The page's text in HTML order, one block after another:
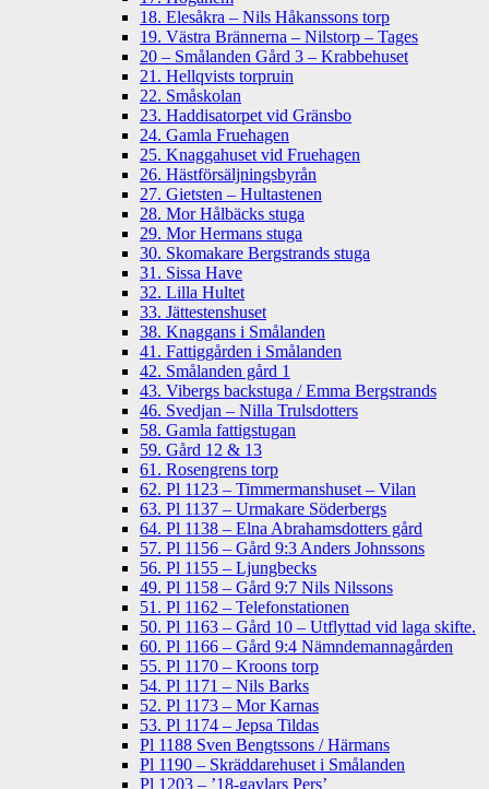
18. Elesåkra – Nils Håkanssons torp
19. Västra Brännerna – Nilstorp – Tages
20 – Smålanden Gård 3 – Krabbehuset
21. Hellqvists torpruin
22. Småskolan
23. Haddisatorpet vid Gränsbo
24. Gamla Fruehagen
25. Knaggahuset vid Fruehagen
26. Hästförsäljningsbyrån
27. Gietsten – Hultastenen
28. Mor Hålbäcks stuga
29. Mor Hermans stuga
30. Skomakare Bergstrands stuga
31. Sissa Have
32. Lilla Hultet
33. Jättestenshuset
38. Knaggans i Smålanden
41. Fattiggården i Smålanden
42. Smålanden gård 1
43. Vibergs backstuga / Emma Bergstrands
46. Svedjan – Nilla Trulsdotters
58. Gamla fattigstugan
59. Gård 12 & 13
61. Rosengrens torp
62. Pl 1123 – Timmermanshuset – Vilan
63. Pl 1137 – Urmakare Söderbergs
64. Pl 1138 – Elna Abrahamsdotters gård
57. Pl 1156 – Gård 9:3 Anders Johnssons
56. Pl 1155 – Ljungbecks
49. Pl 1158 – Gård 9:7 Nils Nilssons
51. Pl 1162 – Telefonstationen
50. Pl 1163 – Gård 10 – Utflyttad vid laga skifte.
60. Pl 1166 – Gård 9:4 Nämndemannagården
55. Pl 1170 – Kroons torp
54. Pl 1171 – Nils Barks
52. Pl 1173 – Mor Karnas
53. Pl 1174 – Jepsa Tildas
Pl 1188 Sven Bengtssons / Härmans
Pl 1190 – Skräddarehuset i Smålanden
Pl 1203 – ’18-gavlars Pers’